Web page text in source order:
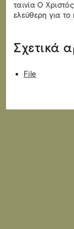
ταινία Ο
ελεύθερη για το
Σχετικά
File